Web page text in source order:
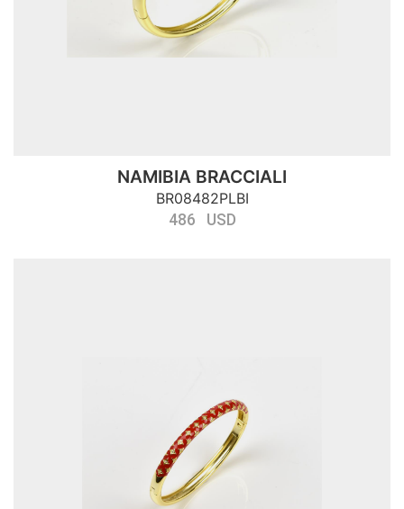
NAMIBIA BRACCIALI
BR08482PLBI
486 USD